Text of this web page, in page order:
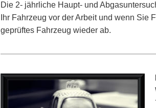
Die 2- jährliche Haupt- und
Ihr Fahrzeug vor der Arbeit und wenn Sie
geprüftes Fahrzeug wieder ab.